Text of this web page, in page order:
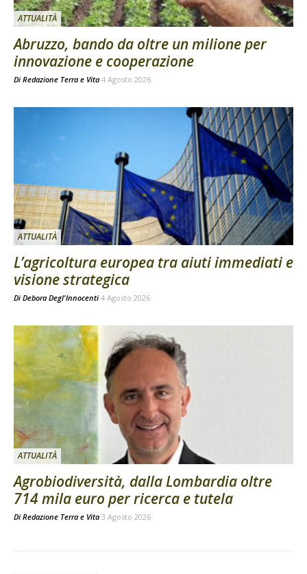
ATTUALITÀ
Abruzzo, bando da oltre un milione per
innovazione e cooperazione
Di Redazione Terra e Vita 4 Agosto 2026
ATTUALITÀ
L’agricoltura europea tra aiuti immediati e
visione strategica
Di Debora Degl'Innocenti 4 Agosto 2026
ATTUALITÀ
Agrobiodiversità, dalla Lombardia oltre
714 mila euro per ricerca e tutela
Di Redazione Terra e Vita 3 Agosto 2026